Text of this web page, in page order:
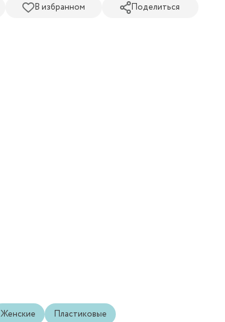
В избранном Поделиться
Женские Пластиковые